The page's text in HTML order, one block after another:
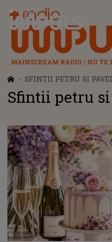
Radio Impuls
SFINTII PETRU SI
Sfintii petru si